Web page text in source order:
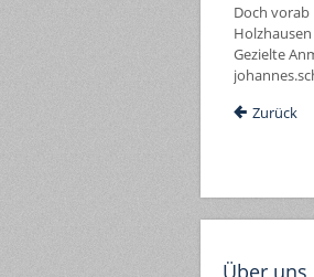
Doch
Gezielte
Zurück